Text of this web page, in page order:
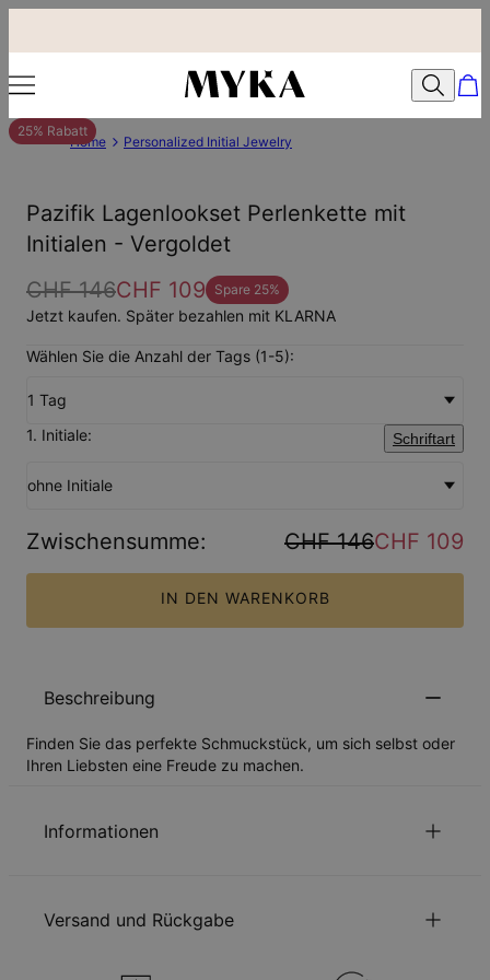
25% Rabatt
Home Personalized Initial Jewelry
Pazifik Lagenlookset Perlenkette mit
Initialen - Vergoldet
CHF 146CHF 109 Spare 25%
Jetzt kaufen. Später bezahlen mit KLARNA
Wählen Sie die Anzahl der Tags (1-5):
1 Tag
1. Initiale:
Schriftart
ohne Initiale
Zwischensumme: CHF 146CHF 109
IN DEN WARENKORB
Beschreibung
Finden Sie das perfekte Schmuckstück, um sich selbst oder
Ihren Liebsten eine Freude zu machen.
Informationen
Kettentyp
Bobble Ketten
Versand und Rückgabe